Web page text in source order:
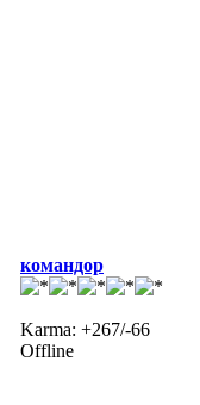
командор
Karma: +267/-66
Offline